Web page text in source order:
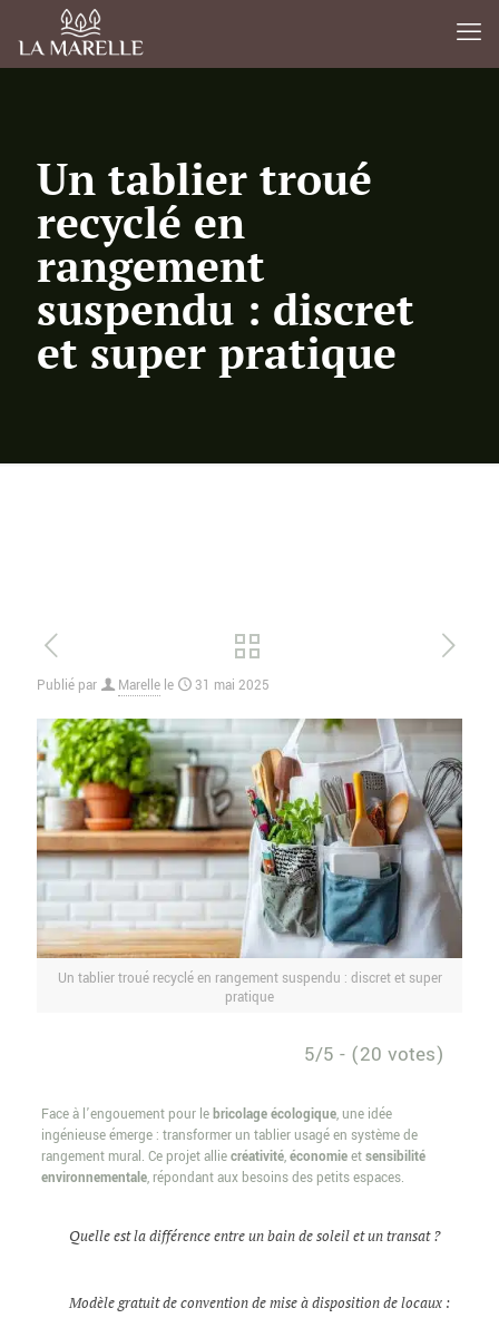
Un tablier troué
recyclé en
rangement
suspendu : discret
et super pratique
Publié par Marelle le 31 mai 2025
Un tablier troué recyclé en rangement suspendu : discret et super
pratique
5/5 - (20 votes)
Face à l’engouement pour lebricolage écologique, une idée
ingénieuse émerge : transformer un tablier usagé en système de
rangement mural. Ce projet alliecréativité,économieetsensibilité
environnementale, répondant aux besoins des petits espaces.
Quelle est la différence entre un bain de soleil et un transat ?
Modèle gratuit de convention de mise à disposition de locaux :